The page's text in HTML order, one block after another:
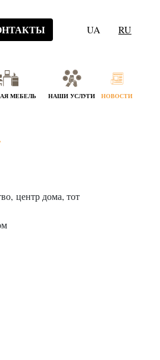
UA RU
МЕБЕЛЬ НАШИ УСЛУГИ НОВОСТИ
центр дома, тот